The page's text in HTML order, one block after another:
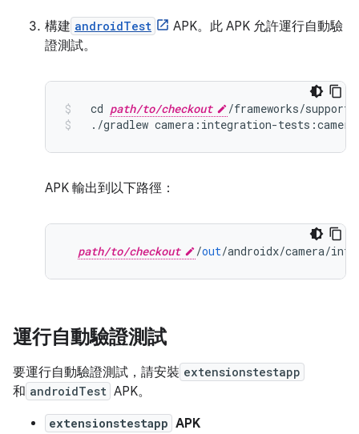
構建 androidTest
APK。此 APK 允許運行自動驗
證測試。
cd path/to/checkout /frameworks/support
./gradlew camera : integration-tests :camera
APK 輸出到以下路徑：
path/to/checkout /out/androidx/camera/
運行自動驗證測試
要運行自動驗證測試，請安裝 extensionstestapp
和 androidTest APK。
extensionstestapp APK